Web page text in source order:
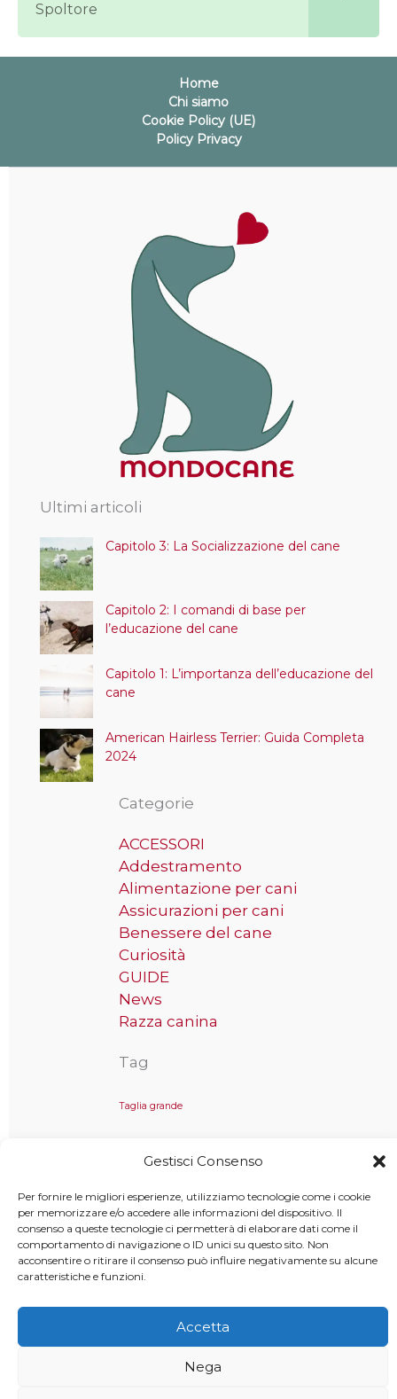
Gestisci Consenso
Per fornire le migliori esperienze, utilizziamo tecnologie come i cookie
per memorizzare e/o accedere alle informazioni del dispositivo. Il
consenso a queste tecnologie ci permetterà di elaborare dati come il
comportamento di navigazione o ID unici su questo sito. Non
acconsentire o ritirare il consenso può influire negativamente su alcune
caratteristiche e funzioni.
Accetta
Nega
Spoltore
Home
Chi siamo
Cookie Policy (UE)
Policy Privacy
Ultimi articoli
Capitolo 3: La Socializzazione del cane
Capitolo 2: I comandi di base per
l’educazione del cane
Capitolo 1: L’importanza dell’educazione del
cane
American Hairless Terrier: Guida Completa
2024
Categorie
ACCESSORI
Addestramento
Alimentazione per cani
Assicurazioni per cani
Benessere del cane
Curiosità
GUIDE
News
Razza canina
Tag
Taglia grande
Copyright © 2025 MondoCane.Top - Tutti i diritti sono
riservati